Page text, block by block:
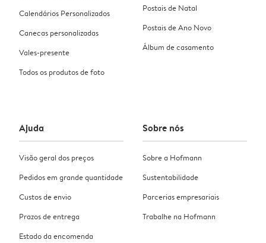
Calendários Personalizados
Canecas personalizadas
Vales-presente
Todos os produtos de foto
Postais de Natal
Postais de Ano Novo
Álbum de casamento
Ajuda
Visão geral dos preços
Pedidos em grande quantidade
Custos de envio
Prazos de entrega
Estado da encomenda
Sobre nós
Sobre a Hofmann
Sustentabilidade
Parcerias empresariais
Trabalhe na Hofmann